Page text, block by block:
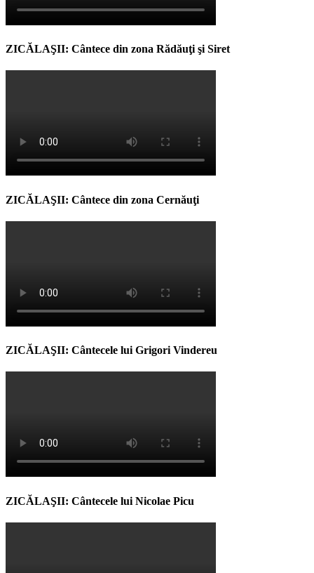
ZICĂLAŞII: Cântece din zona Rădăuţi şi Siret
ZICĂLAŞII: Cântece din zona Cernăuţi
ZICĂLAŞII: Cântecele lui Grigori Vindereu
ZICĂLAŞII: Cântecele lui Nicolae Picu